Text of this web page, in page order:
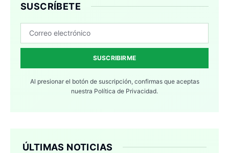
SUSCRÍBETE
SUSCRIBIRME
Al presionar el botón de suscripción, confirmas que aceptas
nuestra Política de Privacidad.
ÚLTIMAS NOTICIAS